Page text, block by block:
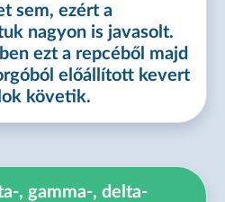
sem, ezért a
nagyon is javasolt.
ezt a repcéből majd
előállított kevert
követik.
, gamma-, delta-